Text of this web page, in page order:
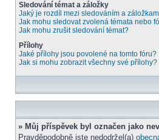
Sledování témat a záložky
Jaký je rozdíl mezi sledováním a
Jak mohu sledovat zvolená témata nebo
Jak mohu zrušit sledování témat?
Přílohy
Jaké přílohy jsou povolené na tomto fóru?
Jak si mohu zobrazit všechny své přílohy?
» Můj příspěvek byl označen jako
Pravděpodobně jste nedodržel(a)